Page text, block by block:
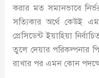
করার মত সমানভাবে
সত্যিকার অর্থে কেউই
প্রেসিডেন্ট ইয়াহিয়া
তুলে দেয়ার পরিকল্পনার
রাখার পর এমন কোন